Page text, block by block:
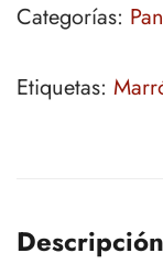
Categorías:
Etiquetas:
Descripción